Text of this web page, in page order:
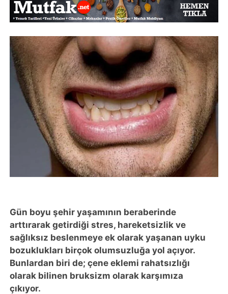
Gün boyu şehir yaşamının beraberinde
arttırarak getirdiği stres, hareketsizlik ve
sağlıksız beslenmeye ek olarak yaşanan uyku
bozuklukları birçok olumsuzluğa yol açıyor.
Bunlardan biri de; çene eklemi rahatsızlığı
olarak bilinen bruksizm olarak karşımıza
çıkıyor.